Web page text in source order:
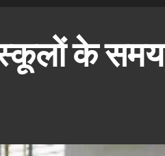
स्कूलों के समय